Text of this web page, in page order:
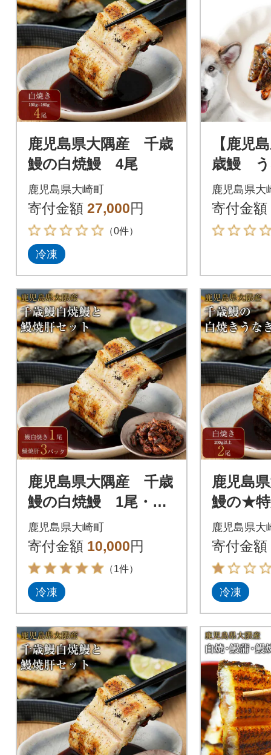
鹿児島県大隅産 千歳
鰻の白焼鰻 4尾
鹿児島県大崎町
寄付金額 27,000円
（0件）
冷凍
【鹿児
歳鰻 う
ペット
装 1袋5
鹿児島県大
寄付金額
鹿児島県大隅産 千歳
鰻の白焼鰻 1尾・鰻
焼肝セット
鹿児島県大崎町
寄付金額 10,000円
（1件）
冷凍
鹿児島
鰻の★
2尾【数
鹿児島県大
寄付金額
冷凍